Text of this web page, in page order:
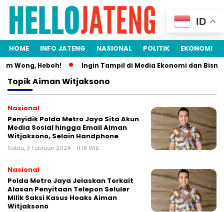
HOME INFO JATENG NASIONAL POLITIK EKONOMI
Wong, Heboh! Ingin Tampil di Media Ekonomi dan
TopikAiman Witjaksono
Nasional
Penyidik Polda Metro Jaya Sita Akun
Media Sosial hingga Email Aiman
Witjaksono, Selain Handphone
Sabtu, 3 Februari 2024 - 11:18 WIB
Nasional
Polda Metro Jaya Jelaskan Terkait
Alasan Penyitaan Telepon Seluler
Milik Saksi Kasus Hoaks Aiman
Witjaksono
ID